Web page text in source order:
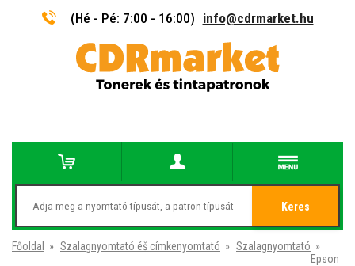
(Hé - Pé: 7:00 - 16:00) info@cdrmarket.hu
Keres
Főoldal » Szalagnyomtató éš címkenyomtató » Szalagnyomtató »
Epson